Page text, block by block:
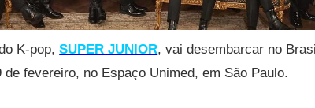
K-pop,SUPER JUNIOR, vai desembarcar no
fevereiro, no Espaço Unimed, em São Paulo.